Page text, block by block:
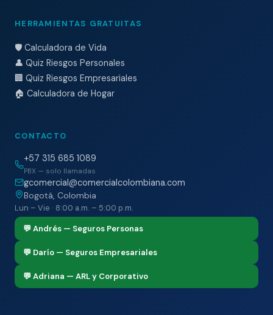
HERRAMIENTAS GRATUITAS
🛡️ Calculadora de Vida
👤 Quiz Riesgos Personales
🏢 Quiz Riesgos Empresariales
🏠 Calculadora de Hogar
CONTACTO
+57 315 685 1089
PBX — solo llamadas
gcomercial@comercialcolombiana.com
Bogotá, Colombia
Lun – Vie · 8:00 a.m. – 5:00 p.m.
💬 Andrés — Seguros Personas
💬 Darío — Seguros Empresariales
💬 Adriana — ARL y Corporativo